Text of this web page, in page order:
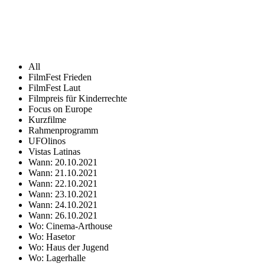
All
FilmFest Frieden
FilmFest Laut
Filmpreis für Kinderrechte
Focus on Europe
Kurzfilme
Rahmenprogramm
UFOlinos
Vistas Latinas
Wann: 20.10.2021
Wann: 21.10.2021
Wann: 22.10.2021
Wann: 23.10.2021
Wann: 24.10.2021
Wann: 26.10.2021
Wo: Cinema-Arthouse
Wo: Hasetor
Wo: Haus der Jugend
Wo: Lagerhalle